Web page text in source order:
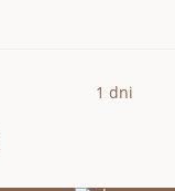
1 dni